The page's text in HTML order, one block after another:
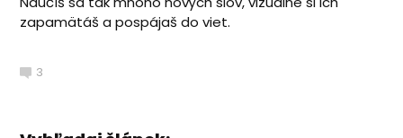
zapamätáš a pospájaš do viet.
3